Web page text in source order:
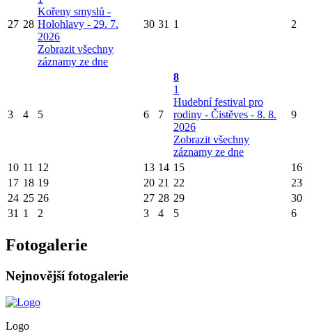
27 28
Kořeny smyslů -
Holohlavy - 29. 7.
2026
Zobrazit všechny
záznamy ze dne
30 31 1 2
3 4 5 6 7
8
1
Hudební festival pro
rodiny - Čistěves - 8. 8.
2026
Zobrazit všechny
záznamy ze dne
9
10 11 12 13 14 15
16
17 18 19 20 21 22
23
24 25 26 27 28 29
30
31 1 2 3 4 5 6
Fotogalerie
Nejnovější fotogalerie
Logo